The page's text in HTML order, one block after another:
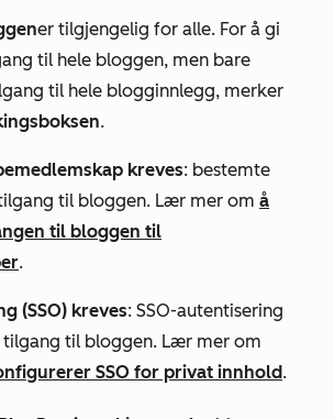
er tilgjengelig for alle. For å gi
til hele bloggen, men bare
til hele blogginnlegg, merker
.
kreves: bestemte
til bloggen. Lær mer om å
til bloggen til
.
(SSO) kreves: SSO-autentisering
tilgang til bloggen. Lær mer om
SSO for privat innhold.